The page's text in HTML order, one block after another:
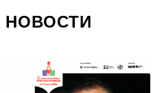
НОВОСТИ